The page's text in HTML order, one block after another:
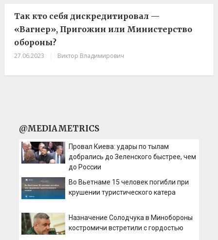
Так кто себя дискредитировал —
«Вагнер», Пригожин или Министерство
обороны?
27.06.2023 Виктор Владимирович
@MEDIAMETRICS
Провал Киева: удары по тылам
добрались до Зеленского быстрее, чем
до России
Во Вьетнаме 15 человек погибли при
крушении туристического катера
Назначение Солодчука в Минобороны
костромичи встретили с гордостью